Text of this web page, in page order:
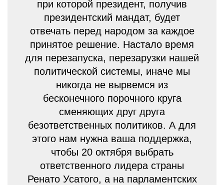
при которой президент, получив
президентский мандат, будет
отвечать перед народом за каждое
принятое решение. Настало время
для перезапуска, перезарузки нашей
политической системы, иначе мы
никогда не вырвемся из
бесконечного порочного круга
сменяющих друг друга
безответственных политиков. А для
этого нам нужна ваша поддержка,
чтобы 20 октября выбрать
ответственного лидера страны
Ренато Усатого, а на парламентских